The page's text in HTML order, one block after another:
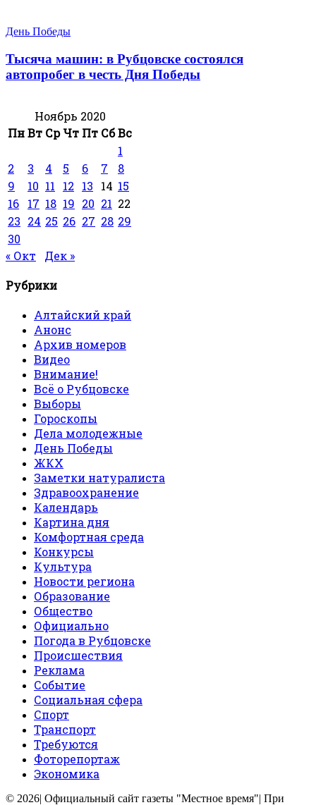
День Победы
Тысяча машин: в Рубцовске состоялся
автопробег в честь Дня Победы
Ноябрь 2020
ПнВт Ср Чт Пт СбВс
1
2
3 4 5 6 7
8
9
10 11 12 13 14 15
16
17 18 19 20 21 22
23 24 25 26 27 28 29
30
« Окт
Дек »
Рубрики
Алтайский край
Анонс
Архив номеров
Видео
Внимание!
Всё о Рубцовске
Выборы
Гороскопы
Дела молодежные
День Победы
ЖКХ
Заметки натуралиста
Здравоохранение
Календарь
Картина дня
Комфортная среда
Конкурсы
Культура
Новости региона
Образование
Общество
Официально
Погода в Рубцовске
Происшествия
Реклама
Событие
Социальная сфера
Спорт
Транспорт
Требуются
Фоторепортаж
Экономика
© 2026| Официальный сайт газеты "Местное время"| При